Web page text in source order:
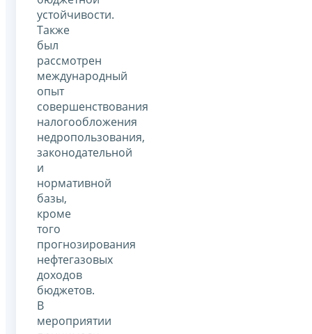
устойчивости.
Также
был
рассмотрен
международный
опыт
совершенствования
налогообложения
недропользования,
законодательной
и
нормативной
базы,
кроме
того
прогнозирования
нефтегазовых
доходов
бюджетов.
В
мероприятии